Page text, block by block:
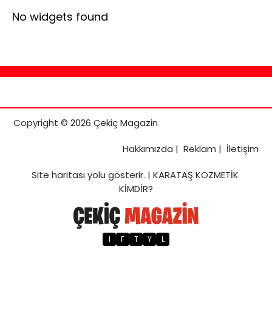
No widgets found
Copyright © 2026 Çekiç Magazin
Hakkımızda | Reklam | İletişim
Site haritasıyolu gösterir. | KARATAŞ KOZMETİK
KİMDİR?
I F T Y L